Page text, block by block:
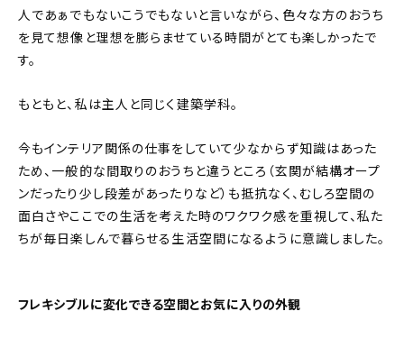
人であぁでもないこうでもないと言いながら、色々な方のおうち
を見て想像と理想を膨らませている時間がとても楽しかったで
す。
もともと、私は主人と同じく建築学科。
今もインテリア関係の仕事をしていて少なからず知識はあった
ため、一般的な間取りのおうちと違うところ（玄関が結構オープ
ンだったり少し段差があったりなど）も抵抗なく、むしろ空間の
面白さやここでの生活を考えた時のワクワク感を重視して、私た
ちが毎日楽しんで暮らせる生活空間になるように意識しました。
フレキシブルに変化できる空間とお気に入りの外観